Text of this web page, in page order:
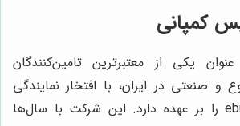
کمپانی
یکی از معتبرترین تامین‌کنندگان
و صنعتی در ایران، با افتخار نمایندگی
رسمی برند ebmpapst را بر عهده دارد. این شرکت با سال‌ها